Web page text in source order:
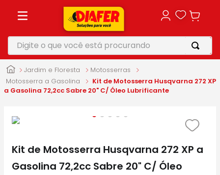
Digite o que você está procurando
Jardim e Floresta
Motosserras
Motosserra a Gasolina
Kit de Motosserra Husqvarna 272 XP
a Gasolina 72,2cc Sabre 20" C/ Óleo Lubrificante
Kit de Motosserra Husqvarna 272 XP a
Gasolina 72,2cc Sabre 20" C/ Óleo
1º
motosserra
5º vonixx